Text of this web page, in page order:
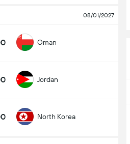
08/01/2027
Oman
Jordan
North Korea